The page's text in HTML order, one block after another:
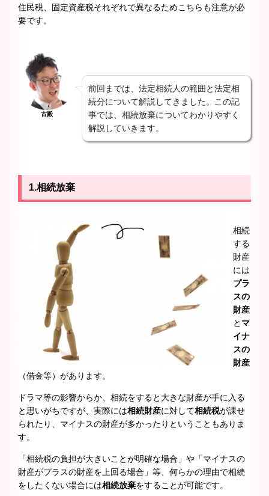
住民税、固定資産税それぞれで異なるためこちらも注意が必
要です。
古殿
前回までは、法定相続人の範囲と法定相
続分について解説してきました。この記
事では、相続放棄についてわかりやすく
解説していきます。
1.相続放棄
相続
する
財産
には
プラ
スの
財産
と マ
イナ
スの
財産
（借金等）があります。
ドラマ等の影響からか、相続をすると大きな財産が手に入る
と思いがちですが、実際には相続財産に対して相続税が課せ
られたり、マイナスの財産が多かったりということもありま
す。
「相続税の負担が大きいことが明確な場合」や「マイナスの
財産がプラスの財産を上回る場合」等、何らかの理由で相続
をしたくない場合には相続放棄をすることが可能です。